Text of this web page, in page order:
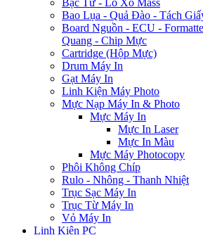
Bao Lụa - Quả Đào - Tách
Board Nguồn - ECU -
Quang - Chip Mực
Cartridge (Hộp Mực)
Drum Máy In
Gạt Máy In
Linh Kiện Máy Photo
Mực Nạp Máy In & Photo
Mực Máy In
Mực In Laser
Mực In Màu
Mực Máy Photocopy
Phôi Không Chíp
Rulo - Nhông - Thanh Nhiệt
Trục Sạc Máy In
Trục Từ Máy In
Vỏ Máy In
Linh Kiện PC